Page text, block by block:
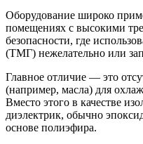
Оборудование широко
помещениях с высокими
безопасности, где
(ТМГ) нежелательно или
Главное отличие — это
(например, масла) для
Вместо этого в качестве
диэлектрик, обычно
основе полиэфира.